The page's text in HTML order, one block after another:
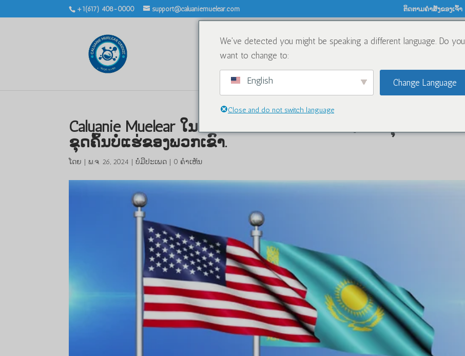
+1(617) 408-0000 support@caluaniemuelear.com ຕິດຕາມຄໍາສັ່ງຂອງເຈົ້າ
Caluanie Muelear ໃນ Kazakhstan: ມັນເປັນອິດທິພົນຕໍ່ອຸດສາຫະກໍາ
ຂຸດຄົ້ນບໍ່ແຮ່ຂອງພວກເຂົາ.
ໂດຍ |ພ.ຈ. 26, 2024 |ບໍ່ມີປະເພດ | 0 ຄຳເຫັນ
We've detected you might be speaking a different language. Do you
want to change to:
English Change Language
Close and do not switch language